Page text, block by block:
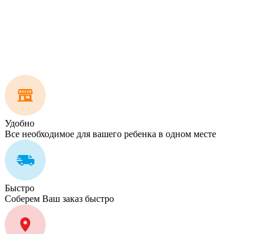
Удобно
Все необходимое для вашего ребенка в одном месте
Быстро
Соберем Ваш заказ быстро